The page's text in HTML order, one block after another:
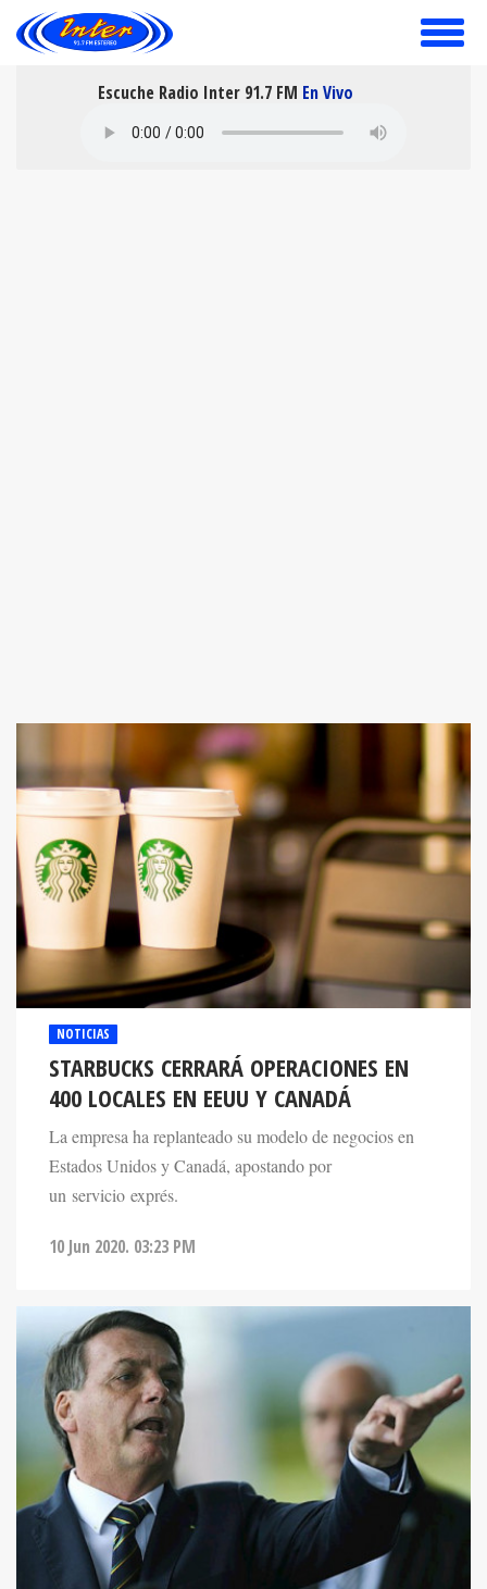
toggle
Escuche Radio Inter 91.7 FM En Vivo
NOTICIAS
STARBUCKS CERRARÁ OPERACIONES EN
400 LOCALES EN EEUU Y CANADÁ
La empresa ha replanteado su modelo de negocios en
Estados Unidos y Canadá, apostando por
un servicio exprés.
10 Jun 2020. 03:23 PM